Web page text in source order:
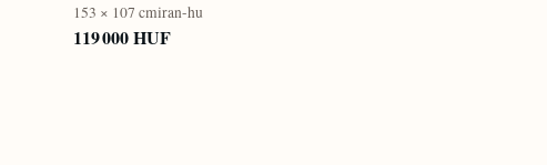
153 × 107 cmiran-hu
119 000 HUF